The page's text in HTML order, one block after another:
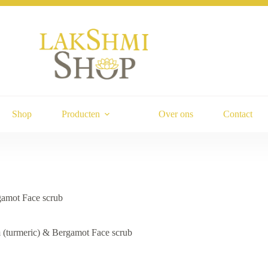
Shop Producten Over ons Contact
Face scrub
& Bergamot Face scrub